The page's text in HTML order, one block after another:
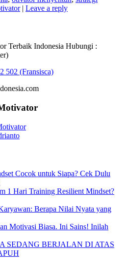
| Leave a reply
Terbaik Indonesia Hubungi :
502 (Fransisca)
Cocok untuk Siapa? Cek Dulu
1 Hari Training Resilient Mindset?
Berapa Nilai Nyata yang
Motivasi Biasa. Ini Sains! Inilah
SEDANG BERJALAN DI ATAS